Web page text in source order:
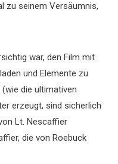
zu seinem Versäumnis,
war, den Film mit
und Elemente zu
die ultimativen
erzeugt, sind sicherlich
Lt. Nescaffier
die von Roebuck